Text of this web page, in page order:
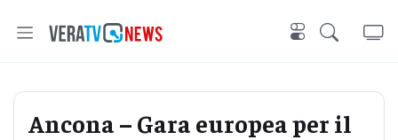
Ancona – Gara europea per il